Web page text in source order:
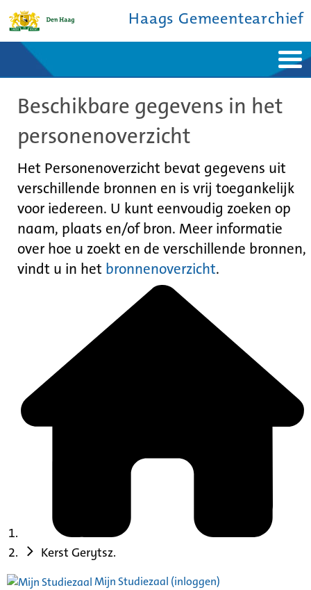
Haags Gemeentearchief
Ontdek de stad
De studiezaal
Bronnen en collecties
Contact
Beschikbare gegevens in het
personenoverzicht
Het Personenoverzicht bevat gegevens uit
verschillende bronnen en is vrij toegankelijk
voor iedereen. U kunt eenvoudig zoeken op
naam, plaats en/of bron. Meer informatie
over hoe u zoekt en de verschillende bronnen,
vindt u in het bronnenoverzicht.
Kerst Gerytsz.
Mijn Studiezaal (inloggen)